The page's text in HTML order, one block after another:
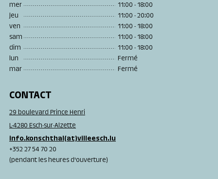
mer
11:00 - 18:00
jeu
11:00 - 20:00
ven
11:00 - 18:00
sam
11:00 - 18:00
dim
11:00 - 18:00
lun
Fermé
mar
Fermé
CONTACT
29 boulevard Prince Henri
L-4280 Esch-sur-Alzette
info.konschthal(at)villeesch.lu
+352 27 54 70 20
(pendant les heures d'ouverture)